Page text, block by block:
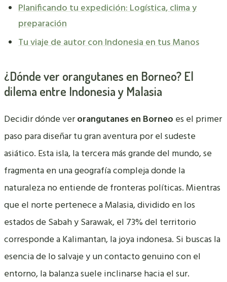
Planificando tu expedición: Logística, clima y
preparación
Tu viaje de autor con Indonesia en tus Manos
¿Dónde ver orangutanes en Borneo? El
dilema entre Indonesia y Malasia
Decidir dónde verorangutanes en Borneo es el primer
paso para diseñar tu gran aventura por el sudeste
asiático. Esta isla, la tercera más grande del mundo, se
fragmenta en una geografía compleja donde la
naturaleza no entiende de fronteras políticas. Mientras
que el norte pertenece a Malasia, dividido en los
estados de Sabah y Sarawak, el 73% del territorio
corresponde a Kalimantan, la joya indonesa. Si buscas la
esencia de lo salvaje y un contacto genuino con el
entorno, la balanza suele inclinarse hacia el sur.